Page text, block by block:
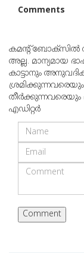
Comments
കമന്റ് ബോക്‌സില്‍
അല്ല. മാന്യമായ
കാട്ടാനും
തീര്‍ക്കുന്നവരെയും
എഡിറ്റര്‍